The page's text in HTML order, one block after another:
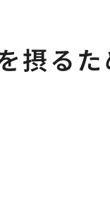
摂るた